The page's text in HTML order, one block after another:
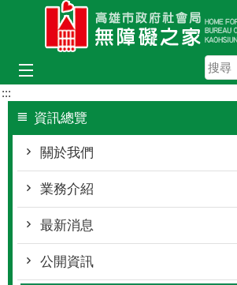
跳到主要內容區塊
:::
資訊總覽
關於我們
業務介紹
最新消息
公開資訊